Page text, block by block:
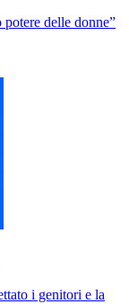
delle donne”
i genitori e la